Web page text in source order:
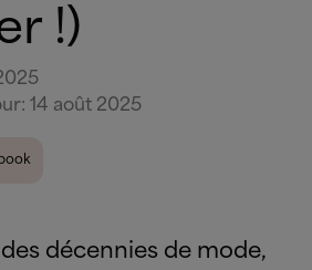
!)
: 14 août 2025
décennies de mode,